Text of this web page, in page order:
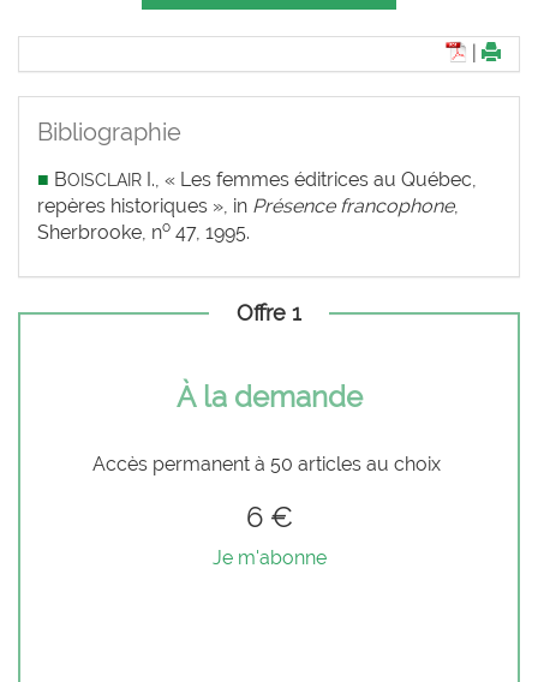
Bibliographie
■ BOISCLAIR I., « Les femmes éditrices au Québec,
repères historiques », in Présence francophone,
Sherbrooke, no 47, 1995.
Offre 1
À la demande
Accès permanent à 50 articles au choix
6 €
Je m'abonne